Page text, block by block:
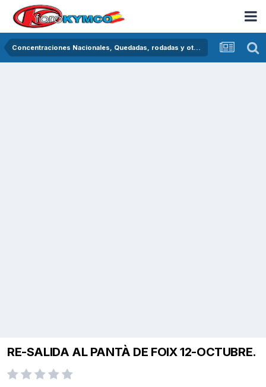
Concentraciones Nacionales, Quedadas, rodadas y otras crónicas del asfalto
RE-SALIDA AL PANTÀ DE FOIX 12-OCTUBRE.